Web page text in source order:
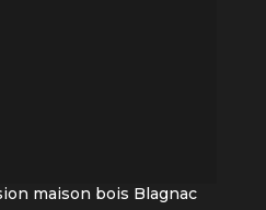
maison bois Blagnac